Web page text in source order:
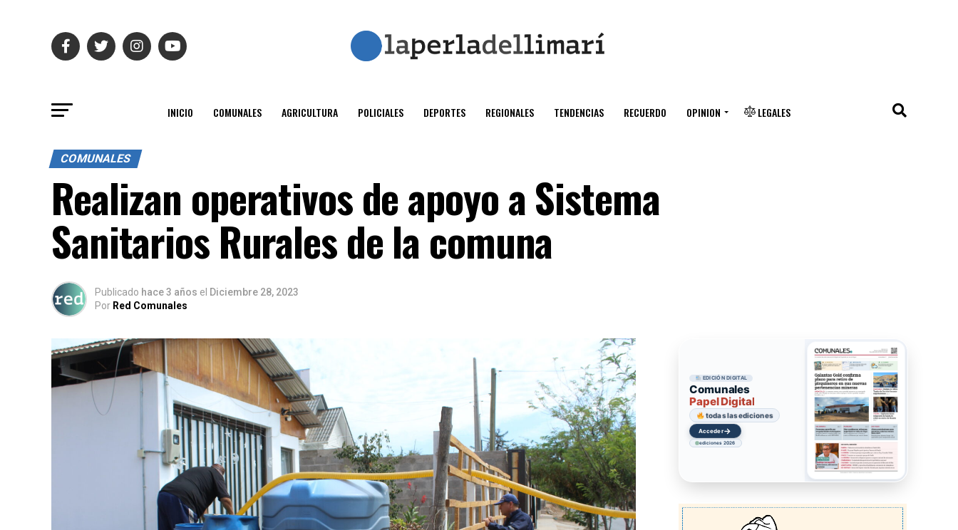
INICIO COMUNALES AGRICULTURA POLICIALES DEPORTES REGIONALES TENDENCIAS RECUERDO OPINION LEGALES
COMUNALES
Realizan operativos de apoyo a Sistema
Sanitarios Rurales de la comuna
Publicado hace 3 años el Diciembre 28, 2023
Por Red Comunales
EDICIÓN DIGITAL
Comunales
Papel Digital
todas las ediciones
Acceder→
ediciones 2026